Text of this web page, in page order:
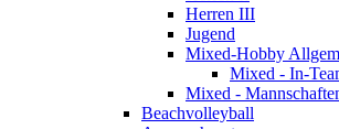
Herren III
Jugend
Mixed-Hobby
Mixed - In-
Mixed -
Beachvolleyball